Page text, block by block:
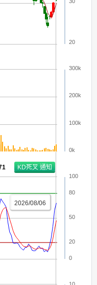
20
0k
100k
200k
300k
0
20
50
80
100
2026/08/06